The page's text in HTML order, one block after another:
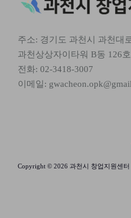
주소: 경기도 과천시 과천대
과천상상자이타워 B동 126
전화: 02-3418-3007
이메일:
Copyright © 2026 과천시 창업지원센터